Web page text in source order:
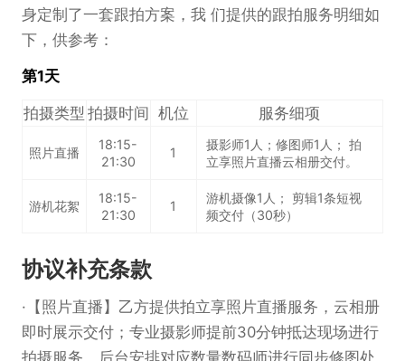
身定制了一套跟拍方案，我 们提供的跟拍服务明细如
下，供参考：
第1天
拍摄类型 拍摄时间 机位 服务细项
照片直播
18:15-
21:30
1
摄影师1人；修图师1人； 拍
立享照片直播云相册交付。
游机花絮
18:15-
21:30
1
游机摄像1人； 剪辑1条短视
频交付（30秒）
协议补充条款
【照片直播】乙方提供拍立享照片直播服务，云相册
即时展示交付；专业摄影师提前30分钟抵达现场进行
拍摄服务，后台安排对应数量数码师进行同步修图处